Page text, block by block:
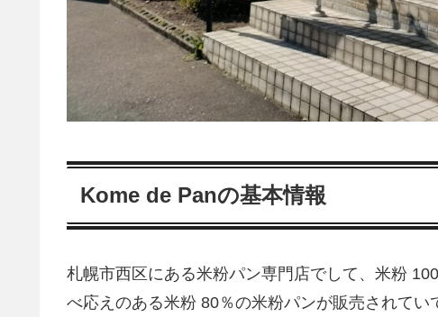
Kome de Panの基本情報
札幌市西区にある米粉パン専門店でして、米粉
べ応えのある米粉 80％の米粉パンが販売されてい